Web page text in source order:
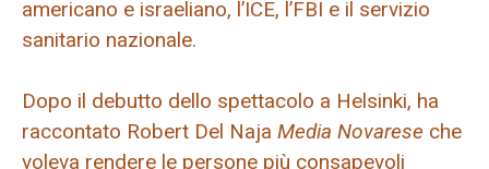
americano e israeliano, l’ICE, l’FBI e il servizio
sanitario nazionale.
Dopo il debutto dello spettacolo a Helsinki, ha
raccontato Robert Del Naja Media Novarese che
voleva rendere le persone più consapevoli